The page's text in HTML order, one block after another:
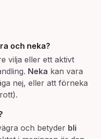
och neka?
vilja eller ett aktivt
Neka kan vara
nej, eller att förneka
och betyder bli